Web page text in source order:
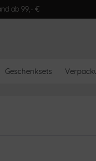
ab 99,- €
Geschenksets